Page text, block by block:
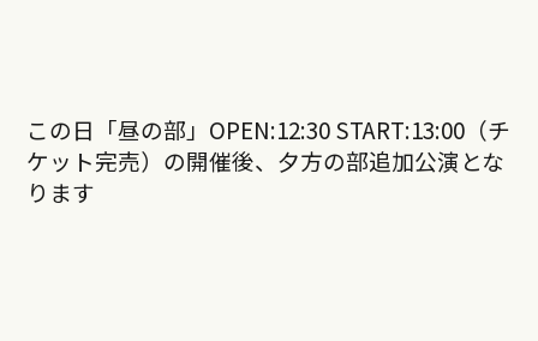
この日「昼の部」OPEN:12:30 START:13:00（チ
ケット完売）の開催後、夕方の部追加公演とな
ります